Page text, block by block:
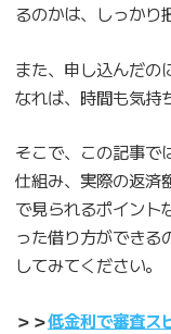
るのかは、しっかり
また、申し込んだ
なれば、時間も気持
そこで、この記事で
仕組み、実際の返済
で見られるポイント
った借り方ができる
してみてください。
＞＞低金利で審査ス